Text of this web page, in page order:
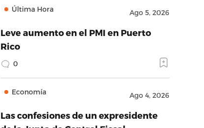
Última Hora Ago 5, 2026
Leve aumento en el PMI en Puerto
Rico
0
Economía Ago 4, 2026
Las confesiones de un expresidente